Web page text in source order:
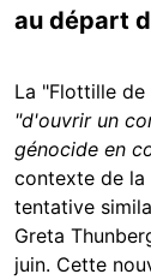
au départ
La "Flottille
"d'ouvrir un
génocide en
contexte de la
tentative
Greta
juin. Cette